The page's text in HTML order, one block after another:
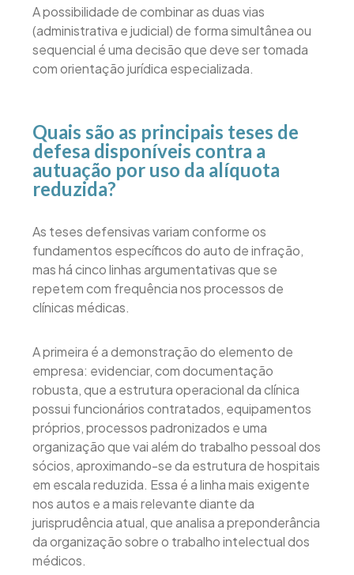
A possibilidade de combinar as duas vias
(administrativa e judicial) de forma simultânea ou
sequencial é uma decisão que deve ser tomada
com orientação jurídica especializada.
Quais são as principais teses de
defesa disponíveis contra a
autuação por uso da alíquota
reduzida?
As teses defensivas variam conforme os
fundamentos específicos do auto de infração,
mas há cinco linhas argumentativas que se
repetem com frequência nos processos de
clínicas médicas.
A primeira é a demonstração do elemento de
empresa: evidenciar, com documentação
robusta, que a estrutura operacional da clínica
possui funcionários contratados, equipamentos
próprios, processos padronizados e uma
organização que vai além do trabalho pessoal dos
sócios, aproximando-se da estrutura de hospitais
em escala reduzida. Essa é a linha mais exigente
nos autos e a mais relevante diante da
jurisprudência atual, que analisa a preponderância
da organização sobre o trabalho intelectual dos
médicos.